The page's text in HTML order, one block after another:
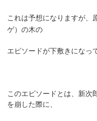
これは予想になりますが、
ゲ）の木の
エピソードが下敷きになっ
このエピソードとは、新次
を崩した際に、